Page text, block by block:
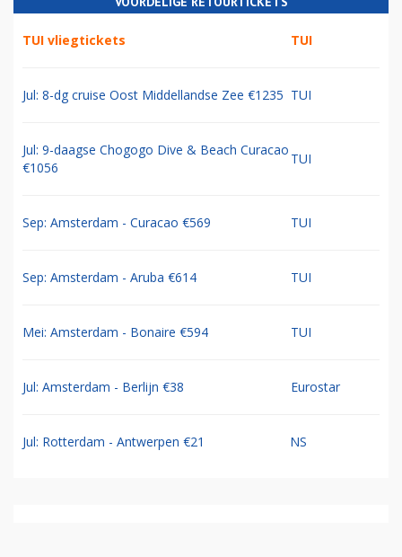
TUI vliegtickets TUI
Jul: 8-dg cruise Oost Middellandse Zee €1235 TUI
Jul: 9-daagse Chogogo Dive & Beach Curacao
€1056
TUI
Sep: Amsterdam - Curacao €569 TUI
Sep: Amsterdam - Aruba €614 TUI
Mei: Amsterdam - Bonaire €594 TUI
Jul: Amsterdam - Berlijn €38 Eurostar
Jul: Rotterdam - Antwerpen €21 NS